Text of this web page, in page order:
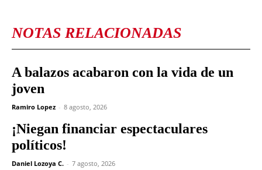
NOTAS RELACIONADAS
A balazos acabaron con la vida de un
joven
Ramiro Lopez - 8 agosto, 2026
¡Niegan financiar espectaculares
políticos!
Daniel Lozoya C. - 7 agosto, 2026